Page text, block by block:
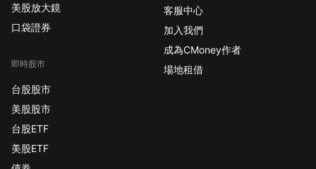
美股放大鏡
口袋證券
即時股市
台股股市
美股股市
台股ETF
美股ETF
客服中心
加入我們
成為CMoney作者
場地租借